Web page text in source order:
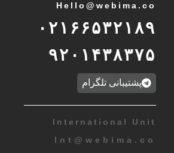
Hello@webima.co
۰۲۱۶۶۵۳۲۱۸۹
۹۲۰۱۴۳۸۳۷۵
پشتیبانی تلگرام
International Unit
Int @ webima.co